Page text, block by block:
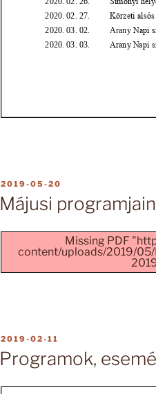
BEKÜLDVE:
2019-05-20
Májusi
Missing PDF
content/uploads/2019/
BEKÜLDVE:
2019-02-11
Programok,